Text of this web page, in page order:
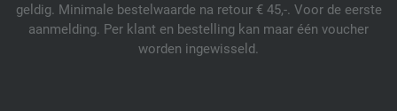
geldig. Minimale bestelwaarde na retour € 45,-. Voor de eerste
aanmelding. Per klant en bestelling kan maar één voucher
worden ingewisseld.